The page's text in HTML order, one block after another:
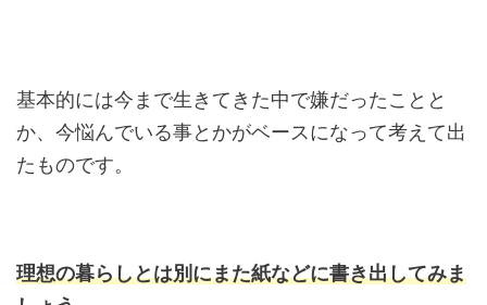
基本的には今まで生きてきた中で嫌だったことと
か、今悩んでいる事とかがベースになって考えて出
たものです。
理想の暮らしとは別にまた紙などに書き出してみま